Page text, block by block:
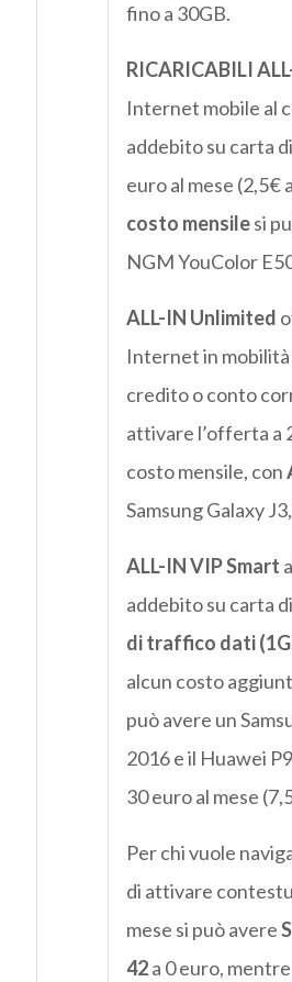
fino a 30GB.
RICARICABILI
Internet mobile al
addebito su carta
euro al mese
costo mensilesi
NGM YouColor
ALL-IN Unlimited
Internet in
credito o conto
attivare l’offerta a
costo mensile, con
Samsung Galaxy
ALL-IN VIP Smart
addebito su carta
di traffico dati
alcun costo
può avere un
2016 e il Huawei
30 euro al mese
Per chi vuole
di attivare
mese si può avere
42a 0 euro,